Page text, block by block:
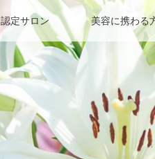
認定サロン 美容に携わる